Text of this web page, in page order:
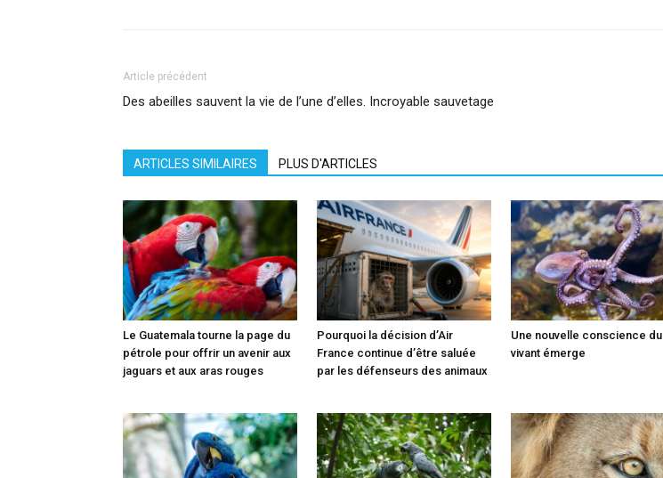
Article précédent
Des abeilles sauvent la vie de l’une d’elles. Incroyable sauvetage
ARTICLES SIMILAIRES PLUS D'ARTICLES
Le Guatemala tourne la page du
pétrole pour offrir un avenir aux
jaguars et aux aras rouges
Pourquoi la décision d’Air
France continue d’être saluée
par les défenseurs des animaux
Une nouvelle conscience du
vivant émerge